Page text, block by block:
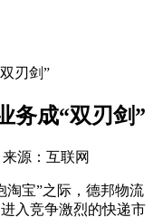
刃剑”
务成“双刃剑”
源：互联网
淘宝”之际，德邦物流
入竞争激烈的快递市